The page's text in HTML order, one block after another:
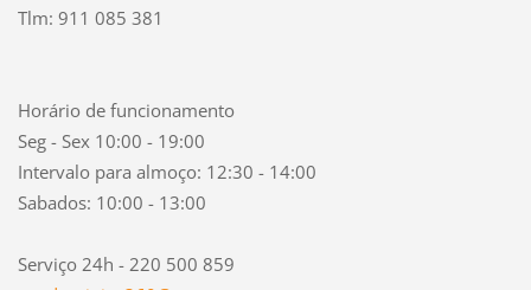
Tlm: 911 085 381
Horário de funcionamento
Seg - Sex 10:00 - 19:00
Intervalo para almoço: 12:30 - 14:00
Sabados: 10:00 - 13:00
Serviço 24h - 220 500 859